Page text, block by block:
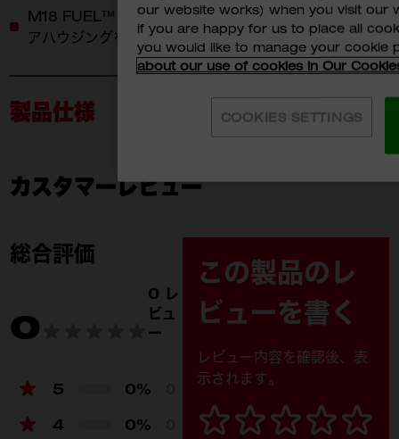
M18 FUEL™ 1インチ 2033Nm インパクトレンチのギ
アハウジングを傷から守るラバー製カバー
製品仕様
付属品
カスタマーレビュー
総合評価
0
0 レ
ビュ
ー
5 0%
4 0%
この製品のレ
ビューを書く
レビュー内容を確認後、表
示されます。
our website works) when you visit our
if you are happy for us to place all
you would like to manage your cookie
about our use of cookies in Our
COOKIES SETTINGS